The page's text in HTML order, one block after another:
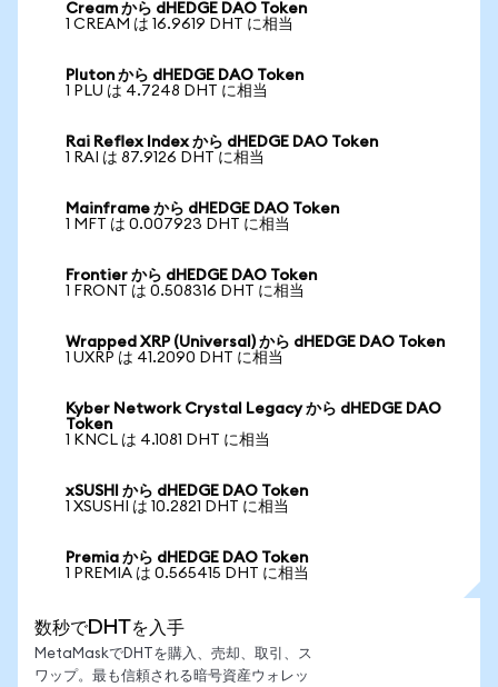
Cream から dHEDGE DAO Token
1 CREAM は 16.9619 DHT に相当
Pluton から dHEDGE DAO Token
1 PLU は 4.7248 DHT に相当
Rai Reflex Index から dHEDGE DAO Token
1 RAI は 87.9126 DHT に相当
Mainframe から dHEDGE DAO Token
1 MFT は 0.007923 DHT に相当
Frontier から dHEDGE DAO Token
1 FRONT は 0.508316 DHT に相当
Wrapped XRP (Universal) から dHEDGE DAO Token
1 UXRP は 41.2090 DHT に相当
Kyber Network Crystal Legacy から dHEDGE DAO
Token
1 KNCL は 4.1081 DHT に相当
xSUSHI から dHEDGE DAO Token
1 XSUSHI は 10.2821 DHT に相当
Premia から dHEDGE DAO Token
1 PREMIA は 0.565415 DHT に相当
数秒でDHTを入手
MetaMaskでDHTを購入、売却、取引、ス
ワップ。最も信頼される暗号資産ウォレッ